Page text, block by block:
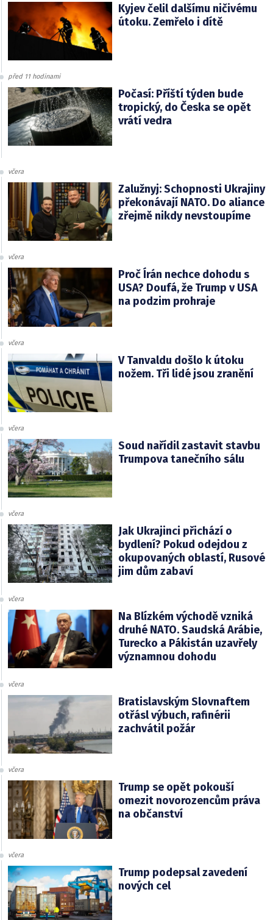
Kyjev čelil dalšímu ničivému
útoku. Zemřelo i dítě
před 11 hodinami
Počasí: Příští týden bude
tropický, do Česka se opět
vrátí vedra
včera
Zalužnyj: Schopnosti Ukrajiny
překonávají NATO. Do aliance
zřejmě nikdy nevstoupíme
včera
Proč Írán nechce dohodu s
USA? Doufá, že Trump v USA
na podzim prohraje
včera
V Tanvaldu došlo k útoku
nožem. Tři lidé jsou zranění
včera
Soud nařídil zastavit stavbu
Trumpova tanečního sálu
včera
Jak Ukrajinci přichází o
bydlení? Pokud odejdou z
okupovaných oblastí, Rusové
jim dům zabaví
včera
Na Blízkém východě vzniká
druhé NATO. Saudská Arábie,
Turecko a Pákistán uzavřely
významnou dohodu
včera
Bratislavským Slovnaftem
otřásl výbuch, rafinérii
zachvátil požár
včera
Trump se opět pokouší
omezit novorozencům práva
na občanství
včera
Trump podepsal zavedení
nových cel